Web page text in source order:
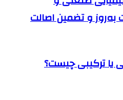
به‌روز و تضمین اصالت
ترکیبی چیست؟